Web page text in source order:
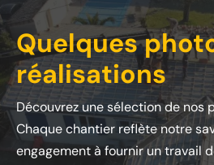
Quelques
réalisations
Découvrez une sélection de nos
Chaque chantier reflète notre
engagement à fournir un travail